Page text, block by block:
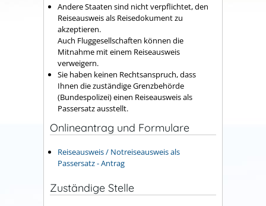
Andere Staaten sind nicht verpflichtet, den
Reiseausweis als Reisedokument zu
akzeptieren.
Auch Fluggesellschaften können die
Mitnahme mit einem Reiseausweis
verweigern.
Sie haben keinen Rechtsanspruch, dass
Ihnen die zuständige Grenzbehörde
(Bundespolizei) einen Reiseausweis als
Passersatz ausstellt.
Onlineantrag und Formulare
Reiseausweis / Notreiseausweis als
Passersatz - Antrag
Zuständige Stelle